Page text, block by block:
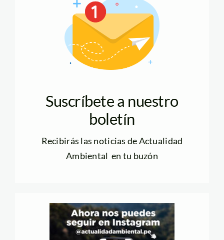
Suscríbete a nuestro
boletín
Recibirás las noticias de Actualidad
Ambiental en tu buzón